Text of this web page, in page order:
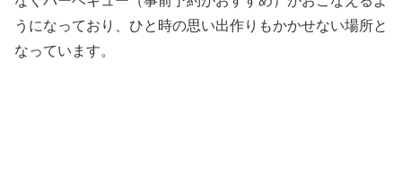
うになっており、ひと時の思い出作りもかかせない場所と
なっています。